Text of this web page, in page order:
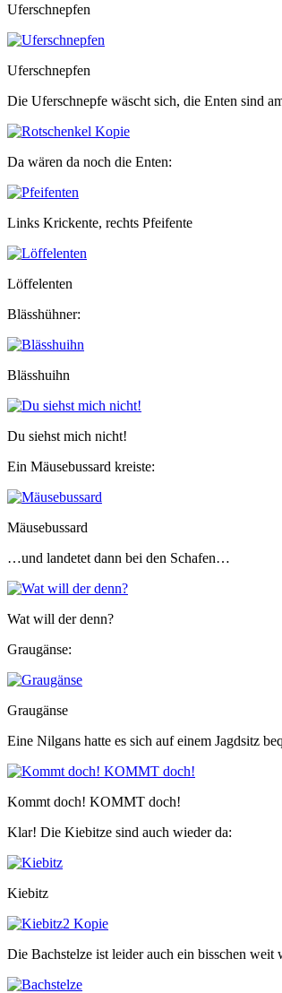
Uferschnepfen
Uferschnepfen
Die Uferschnepfe wäscht sich, die Enten sind
Da wären da noch die Enten:
Links Krickente, rechts Pfeifente
Löffelenten
Blässhühner:
Blässhuihn
Du siehst mich nicht!
Ein Mäusebussard kreiste:
Mäusebussard
…und landetet dann bei den Schafen…
Wat will der denn?
Graugänse:
Graugänse
Eine Nilgans hatte es sich auf einem Jagdsitz
Kommt doch! KOMMT doch!
Klar! Die Kiebitze sind auch wieder da:
Kiebitz
Die Bachstelze ist leider auch ein bisschen weit